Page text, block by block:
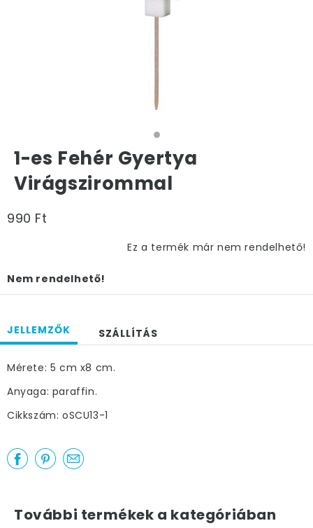
1-es Fehér Gyertya
Virágszirommal
990 Ft
Ez a termék már nem rendelhető!
Nem rendelhető!
JELLEMZŐK SZÁLLÍTÁS
Mérete: 5 cm x8 cm.
Anyaga: paraffin.
Cikkszám: oSCU13-1
További termékek a kategóriában